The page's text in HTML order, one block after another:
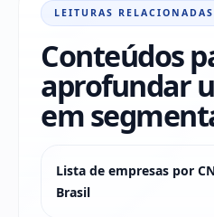
LEITURAS RELACIONADAS
Conteúdos
aprofundar
em
Lista de empresas por
Brasil